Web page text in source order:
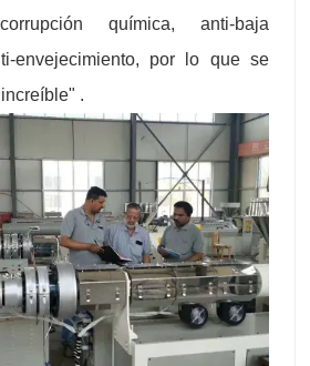
química, anti-baja
envejecimiento, por lo que se
.